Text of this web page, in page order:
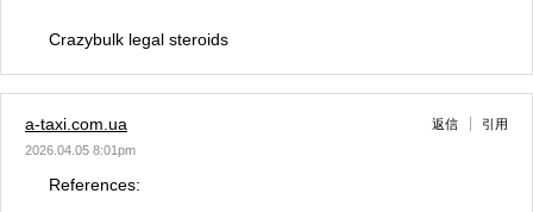
Crazybulk legal steroids
a-taxi.com.ua
2026.04.05 8:01pm
返信 引用
References: